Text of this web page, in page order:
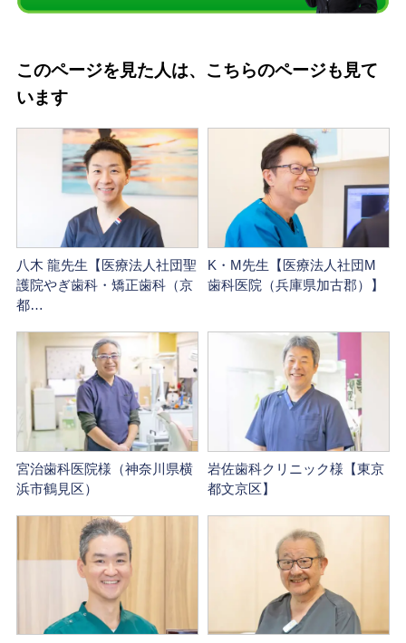
このページを見た人は、こちらのページも見て
います
八木 龍先生【医療法人社団聖
護院やぎ歯科・矯正歯科（京
都…
K・M先生【医療法人社団M
歯科医院（兵庫県加古郡）】
宮治歯科医院様（神奈川県横
浜市鶴見区）
岩佐歯科クリニック様【東京
都文京区】